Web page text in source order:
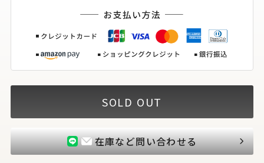
SOLD OUT
在庫など問い合わせる